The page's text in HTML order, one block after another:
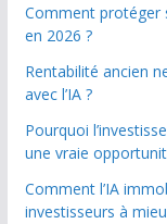
Comment protéger
en 2026 ?
Rentabilité ancien
avec l’IA ?
Pourquoi
une vraie
Comment l’IA
investisseurs à